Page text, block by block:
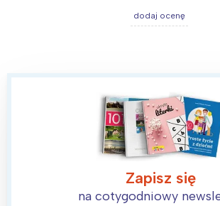
dodaj ocenę
Zapisz się
na cotygodniowy
Interesują mnie
tego regionu: